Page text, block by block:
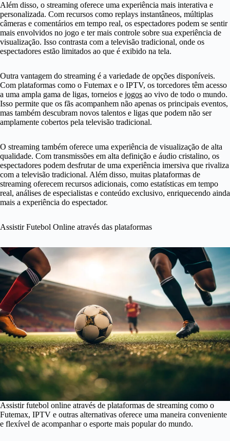
Além disso, o streaming oferece uma experiência mais interativa e
personalizada. Com recursos como replays instantâneos, múltiplas
câmeras e comentários em tempo real, os espectadores podem se sentir
mais envolvidos no jogo e ter mais controle sobre sua experiência de
visualização. Isso contrasta com a televisão tradicional, onde os
espectadores estão limitados ao que é exibido na tela.
Outra vantagem do streaming é a variedade de opções disponíveis.
Com plataformas como o Futemax e o IPTV, os torcedores têm acesso
a uma ampla gama de ligas, torneios e jogos ao vivo de todo o mundo.
Isso permite que os fãs acompanhem não apenas os principais eventos,
mas também descubram novos talentos e ligas que podem não ser
amplamente cobertos pela televisão tradicional.
O streaming também oferece uma experiência de visualização de alta
qualidade. Com transmissões em alta definição e áudio cristalino, os
espectadores podem desfrutar de uma experiência imersiva que rivaliza
com a televisão tradicional. Além disso, muitas plataformas de
streaming oferecem recursos adicionais, como estatísticas em tempo
real, análises de especialistas e conteúdo exclusivo, enriquecendo ainda
mais a experiência do espectador.
Assistir Futebol Online através das plataformas
Assistir futebol online através de plataformas de streaming como o
Futemax, IPTV e outras alternativas oferece uma maneira conveniente
e flexível de acompanhar o esporte mais popular do mundo.